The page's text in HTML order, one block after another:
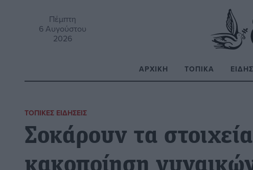
Πέμπτη
6 Αυγούστου
2026
ΑΡΧΙΚΉ ΤΟΠΙΚΆ
ΤΟΠΙΚΈΣ ΕΙΔΉΣΕΙΣ
Σοκάρουν τα